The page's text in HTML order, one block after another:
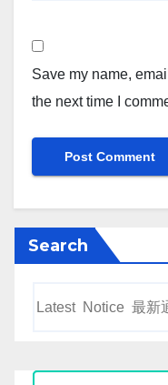
Save my name,
the next time I
Search